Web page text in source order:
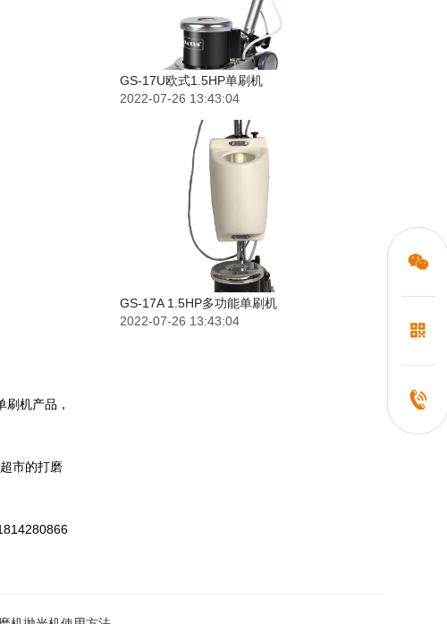
机产品，
市的打磨
GS-17U欧式1.5HP单刷机
2022-07-26 13:43:04
GS-17A 1.5HP多功能单刷机
2022-07-26 13:43:04